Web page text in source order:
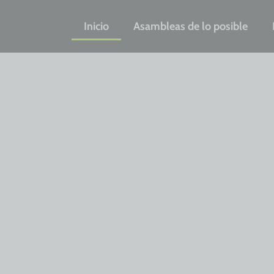
Inicio Asambleas de lo posible